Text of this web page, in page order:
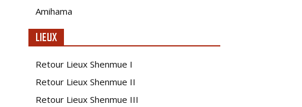
Amihama
LIEUX
Retour Lieux Shenmue I
Retour Lieux Shenmue II
Retour Lieux Shenmue III